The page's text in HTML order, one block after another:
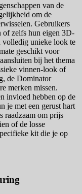
van de
om de
Gebruikers
of zelfs hun eigen 3D-
volledig unieke look te
geschikt voor
bij het thema
vinnen-look of
de Dominator
merken missen.
invloed hebben op de
je met een gerust hart
raadzaam om prijs
of de losse
kit die je op